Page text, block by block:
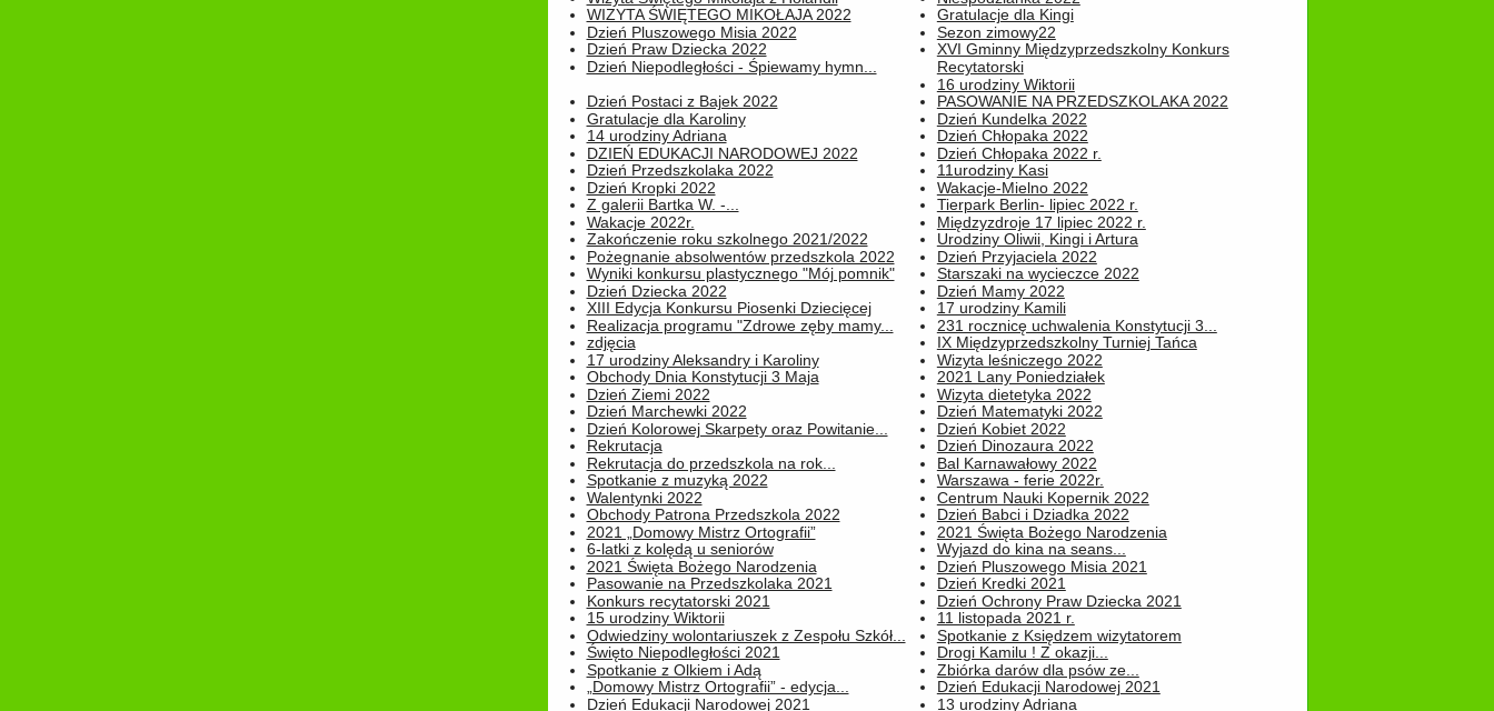
WIZYTA ŚWIĘTEGO MIKOŁAJA 2022
Dzień Pluszowego Misia 2022
Gratulacje dla Kingi
Sezon zimowy22
Dzień Praw Dziecka 2022
Dzień Niepodległości - Śpiewamy hymn...
XVI Gminny Międzyprzedszkolny Konkurs
Recytatorski
16 urodziny Wiktorii
Dzień Postaci z Bajek 2022
Gratulacje dla Karoliny
PASOWANIE NA PRZEDSZKOLAKA 2022
Dzień Kundelka 2022
14 urodziny Adriana
DZIEŃ EDUKACJI NARODOWEJ 2022
Dzień Chłopaka 2022
Dzień Chłopaka 2022 r.
Dzień Przedszkolaka 2022
Dzień Kropki 2022
11urodziny Kasi
Wakacje-Mielno 2022
Z galerii Bartka W. -...
Wakacje 2022r.
Tierpark Berlin- lipiec 2022 r.
Międzyzdroje 17 lipiec 2022 r.
Zakończenie roku szkolnego 2021/2022
Pożegnanie absolwentów przedszkola 2022
Urodziny Oliwii, Kingi i Artura
Dzień Przyjaciela 2022
Wyniki konkursu plastycznego "Mój pomnik"
Dzień Dziecka 2022
Starszaki na wycieczce 2022
Dzień Mamy 2022
XIII Edycja Konkursu Piosenki Dziecięcej
Realizacja programu "Zdrowe zęby mamy...
17 urodziny Kamili
231 rocznicę uchwalenia Konstytucji 3...
zdjęcia
17 urodziny Aleksandry i Karoliny
IX Międzyprzedszkolny Turniej Tańca
Wizyta leśniczego 2022
Obchody Dnia Konstytucji 3 Maja
Dzień Ziemi 2022
2021 Lany Poniedziałek
Wizyta dietetyka 2022
Dzień Marchewki 2022
Dzień Kolorowej Skarpety oraz Powitanie...
Dzień Matematyki 2022
Dzień Kobiet 2022
Rekrutacja
Rekrutacja do przedszkola na rok...
Dzień Dinozaura 2022
Bal Karnawałowy 2022
Spotkanie z muzyką 2022
Walentynki 2022
Warszawa - ferie 2022r.
Centrum Nauki Kopernik 2022
Obchody Patrona Przedszkola 2022
2021 „Domowy Mistrz Ortografii”
Dzień Babci i Dziadka 2022
2021 Święta Bożego Narodzenia
6-latki z kolędą u seniorów
2021 Święta Bożego Narodzenia
Wyjazd do kina na seans...
Dzień Pluszowego Misia 2021
Pasowanie na Przedszkolaka 2021
Konkurs recytatorski 2021
Dzień Kredki 2021
Dzień Ochrony Praw Dziecka 2021
15 urodziny Wiktorii
Odwiedziny wolontariuszek z Zespołu Szkół...
11 listopada 2021 r.
Spotkanie z Księdzem wizytatorem
Święto Niepodległości 2021
Spotkanie z Olkiem i Adą
Drogi Kamilu ! Z okazji...
Zbiórka darów dla psów ze...
„Domowy Mistrz Ortografii” - edycja...
Dzień Edukacji Narodowej 2021
Dzień Edukacji Narodowej 2021
13 urodziny Adriana